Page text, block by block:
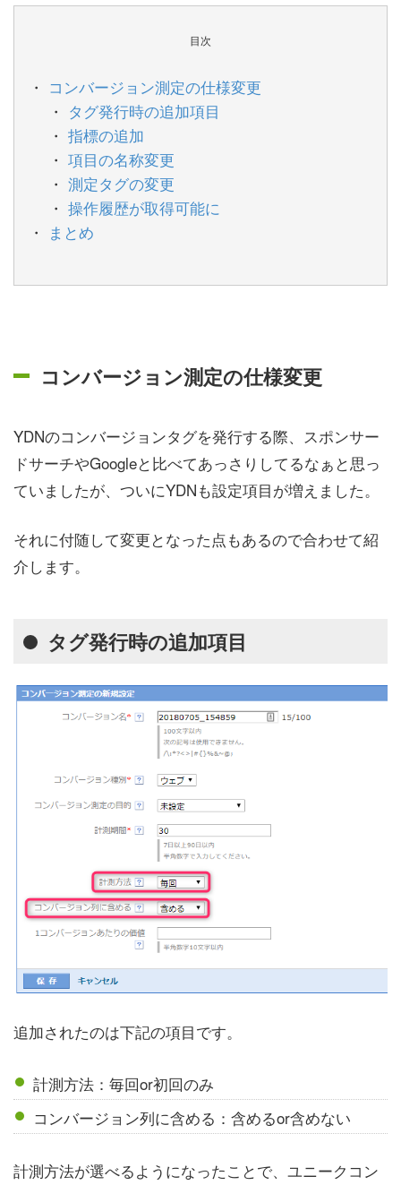
目次
コンバージョン測定の仕様変更
タグ発行時の追加項目
指標の追加
項目の名称変更
測定タグの変更
操作履歴が取得可能に
まとめ
コンバージョン測定の仕様変更
YDNのコンバージョンタグを発行する際、スポンサー
ドサーチやGoogleと比べてあっさりしてるなぁと思っ
ていましたが、ついにYDNも設定項目が増えました。
それに付随して変更となった点もあるので合わせて紹
介します。
タグ発行時の追加項目
追加されたのは下記の項目です。
計測方法：毎回or初回のみ
コンバージョン列に含める：含めるor含めない
計測方法が選べるようになったことで、ユニークコン